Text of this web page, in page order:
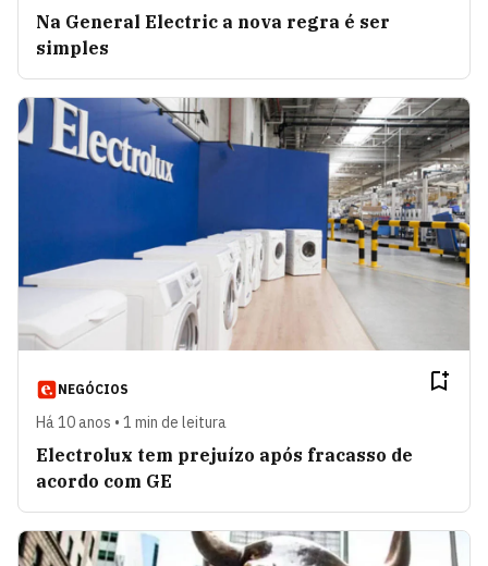
Na General Electric a nova regra é ser
simples
NEGÓCIOS
Há 10 anos • 1 min de leitura
Electrolux tem prejuízo após fracasso de
acordo com GE